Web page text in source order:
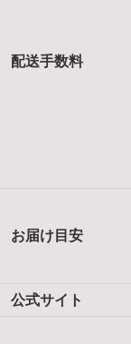
配送手数料
お届け目安
公式サイト